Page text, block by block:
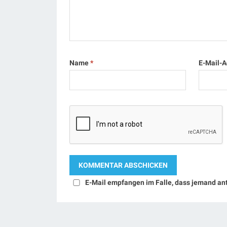
Name* E-Mail-
E-Mail empfangen im Falle, dass jemand